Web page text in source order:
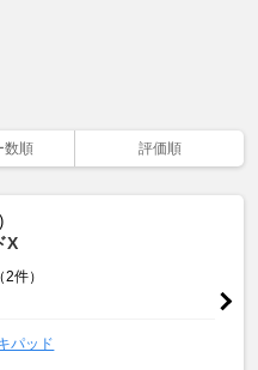
数順 評価順
X
（2件）
パッド